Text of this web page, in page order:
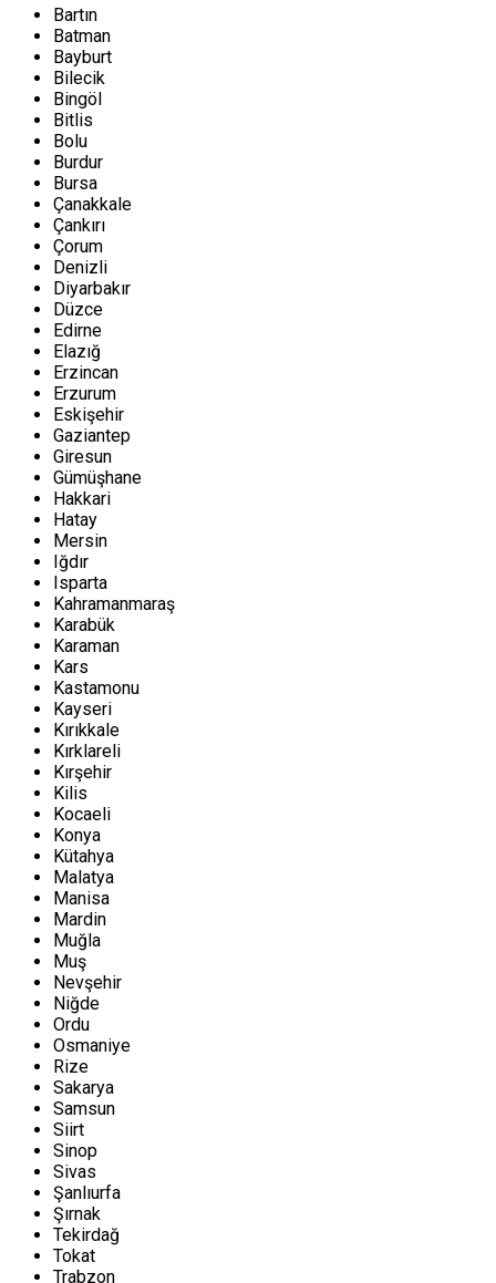
Bartın
Batman
Bayburt
Bilecik
Bingöl
Bitlis
Bolu
Burdur
Bursa
Çanakkale
Çankırı
Çorum
Denizli
Diyarbakır
Düzce
Edirne
Elazığ
Erzincan
Erzurum
Eskişehir
Gaziantep
Giresun
Gümüşhane
Hakkari
Hatay
Mersin
Iğdır
Isparta
Kahramanmaraş
Karabük
Karaman
Kars
Kastamonu
Kayseri
Kırıkkale
Kırklareli
Kırşehir
Kilis
Kocaeli
Konya
Kütahya
Malatya
Manisa
Mardin
Muğla
Muş
Nevşehir
Niğde
Ordu
Osmaniye
Rize
Sakarya
Samsun
Siirt
Sinop
Sivas
Şanlıurfa
Şırnak
Tekirdağ
Tokat
Trabzon